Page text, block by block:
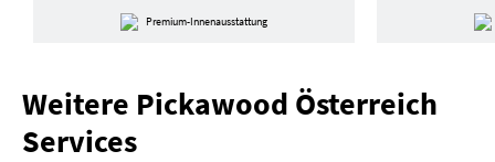
Premium-Innenausstattung
Weitere Pickawood Österreich
Services